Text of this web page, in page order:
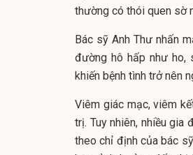
thường có thói quen sờ
Bác sỹ Anh Thư nhấn
đường hô hấp như ho,
khiến bệnh tình trở nên
Viêm giác mạc, viêm
trị. Tuy nhiên, nhiều
theo chỉ định của bác